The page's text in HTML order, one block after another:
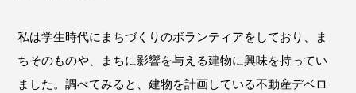
私は学生時代にまちづくりのボランティアをしており、ま
ちそのものや、まちに影響を与える建物に興味を持ってい
ました。調べてみると、建物を計画している不動産デベロ